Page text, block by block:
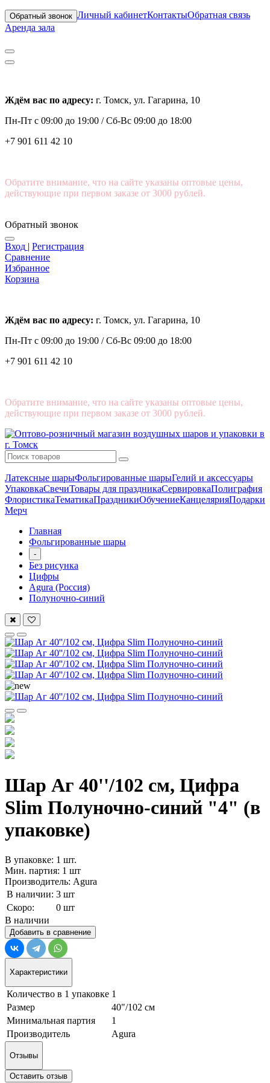
Обратный звонок Личный кабинетКонтактыОбратная связь
Аренда зала
Ждём вас по адресу: г. Томск, ул. Гагарина, 10
Пн-Пт с 09:00 до 19:00 /Сб-Вс 09:00 до 18:00
+7 901 611 42 10
Обратите внимание, что на сайте указаны оптовые цены,
действующие при первом заказе от 3000 рублей.
Обратный звонок
Вход | Регистрация
Сравнение
Избранное
Корзина
Ждём вас по адресу: г. Томск, ул. Гагарина, 10
Пн-Пт с 09:00 до 19:00 /Сб-Вс 09:00 до 18:00
+7 901 611 42 10
Обратите внимание, что на сайте указаны оптовые цены,
действующие при первом заказе от 3000 рублей.
Латексные шарыФольгированные шарыГелий и аксессуары
УпаковкаСвечиТовары для праздникаСервировкаПолиграфия
ФлористикаТематикаПраздникиОбучениеКанцелярияПодарки
Мерч
Главная
Фольгированные шары
-
Без рисунка
Цифры
Agura (Россия)
Полуночно-синий
Шар Аг 40''/102 см, Цифра
Slim Полуночно-синий "4" (в
упаковке)
В упаковке: 1 шт.
Мин. партия: 1 шт
Производитель: Agura
В наличии: 3 шт
Скоро:
0 шт
В наличии
Добавить в сравнение
Характеристики
Количество в 1 упаковке 1
Размер
40"/102 см
Минимальная партия
1
Производитель
Agura
Отзывы
Оставить отзыв